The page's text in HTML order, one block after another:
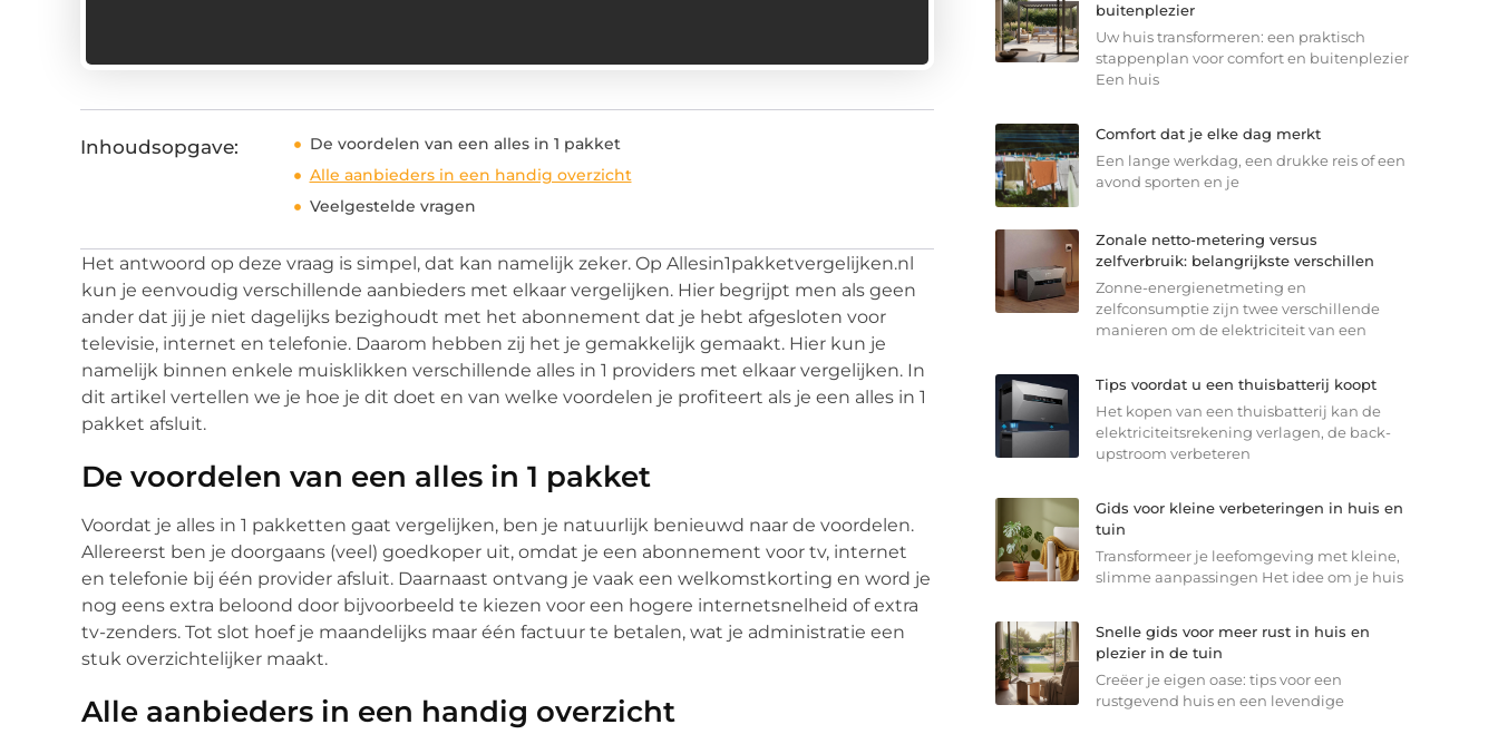
Inhoudsopgave:
De voordelen van een alles in 1 pakket
Alle aanbieders in een handig overzicht
Veelgestelde vragen
Het antwoord op deze vraag is simpel, dat kan namelijk zeker. Op Allesin1pakketvergelijken.nl
kun je eenvoudig verschillende aanbieders met elkaar vergelijken. Hier begrijpt men als geen
ander dat jij je niet dagelijks bezighoudt met het abonnement dat je hebt afgesloten voor
televisie, internet en telefonie. Daarom hebben zij het je gemakkelijk gemaakt. Hier kun je
namelijk binnen enkele muisklikken verschillende alles in 1 providers met elkaar vergelijken. In
dit artikel vertellen we je hoe je dit doet en van welke voordelen je profiteert als je een alles in 1
pakket afsluit.
De voordelen van een alles in 1 pakket
Voordat je alles in 1 pakketten gaat vergelijken, ben je natuurlijk benieuwd naar de voordelen.
Allereerst ben je doorgaans (veel) goedkoper uit, omdat je een abonnement voor tv, internet
en telefonie bij één provider afsluit. Daarnaast ontvang je vaak een welkomstkorting en word je
nog eens extra beloond door bijvoorbeeld te kiezen voor een hogere internetsnelheid of extra
tv-zenders. Tot slot hoef je maandelijks maar één factuur te betalen, wat je administratie een
stuk overzichtelijker maakt.
Alle aanbieders in een handig overzicht
buitenplezier
Uw huis transformeren: een praktisch
stappenplan voor comfort en buitenplezier
Een huis
Comfort dat je elke dag merkt
Een lange werkdag, een drukke reis of een
avond sporten en je
Zonale netto-metering versus
zelfverbruik: belangrijkste verschillen
Zonne-energienetmeting en
zelfconsumptie zijn twee verschillende
manieren om de elektriciteit van een
Tips voordat u een thuisbatterij koopt
Het kopen van een thuisbatterij kan de
elektriciteitsrekening verlagen, de back-
upstroom verbeteren
Gids voor kleine verbeteringen in huis en
tuin
Transformeer je leefomgeving met kleine,
slimme aanpassingen Het idee om je huis
Snelle gids voor meer rust in huis en
plezier in de tuin
Creëer je eigen oase: tips voor een
rustgevend huis en een levendige